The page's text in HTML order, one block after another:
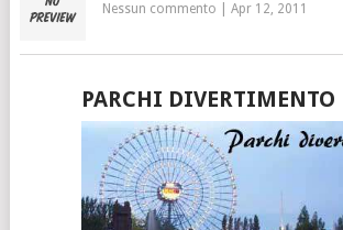
Nessun commento Apr 12, 2011
PARCHI DIVERTIMENTO